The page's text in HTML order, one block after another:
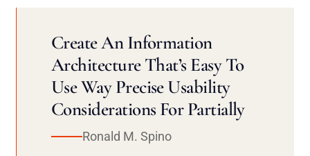
Create An Information
Architecture That’s Easy To
Use Way Precise Usability
Considerations For Partially
Ronald M. Spino